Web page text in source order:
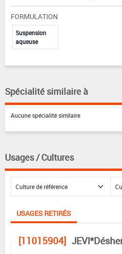
FORMULATION
Suspension
aqueuse
Spécialité similaire à
Aucune spécialité similaire
Usages / Cultures
USAGES RETIRÉS
[11015904]